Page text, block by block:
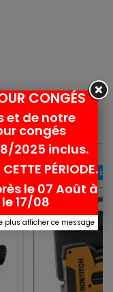
Rupture de stock
CONGÉS
et de notre
congés
2025 inclus.
PÉRIODE.
le 07 Août à
17/08
plus afficher ce message